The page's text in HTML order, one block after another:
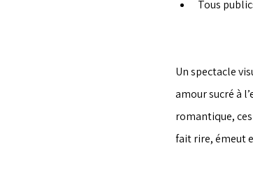
Tous
Un spectacle
amour sucré à
romantique,
fait rire, émeut